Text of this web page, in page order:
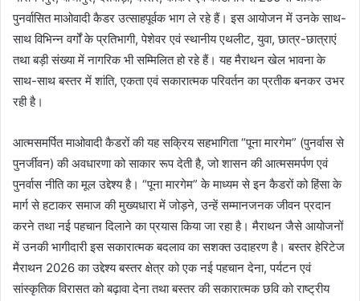
पुनर्वासित माओवादी कैडर उत्साहपूर्वक भाग ले रहे हैं। इस आयोजन में उनके साथ-
साथ विभिन्न वर्गों के प्रतिभागी, पेशेवर एवं स्थानीय एथलीट, युवा, छात्र-छात्राएं
तथा बड़ी संख्या में नागरिक भी सम्मिलित हो रहे हैं। यह मैराथन खेल भावना के
साथ-साथ बस्तर में शांति, एकता एवं सकारात्मक परिवर्तन का प्रतीक बनकर उभर
रही है।
आत्मसमर्पित माओवादी कैडरों की यह सक्रिय सहभागिता “पूना मारगेम” (पुनर्वास से
पुनर्जीवन) की अवधारणा को साकार रूप देती है, जो शासन की आत्मसमर्पण एवं
पुनर्वास नीति का मूल उद्देश्य है। “पूना मारगेम” के माध्यम से इन कैडरों को हिंसा के
मार्ग से हटाकर समाज की मुख्यधारा में जोड़ने, उन्हें सम्मानजनक जीवन प्रदान
करने तथा नई पहचान दिलाने का प्रयास किया जा रहा है। मैराथन जैसे आयोजनों
में उनकी भागीदारी इस सकारात्मक बदलाव का सशक्त उदाहरण है। बस्तर हेरिटेज
मैराथन 2026 का उद्देश्य बस्तर क्षेत्र को एक नई पहचान देना, पर्यटन एवं
सांस्कृतिक विरासत को बढ़ावा देना तथा बस्तर की सकारात्मक छवि को राष्ट्रीय